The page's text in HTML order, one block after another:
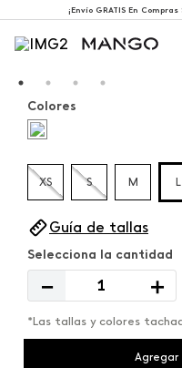
¡Envío GRATIS En
Colores
XS S M L
Guía de tallas
＋
－
*Las tallas y colores